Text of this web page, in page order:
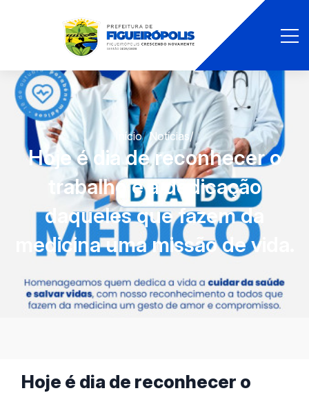
Início/Notícias/
Hoje é dia de reconhecer o
trabalho e a dedicação
daqueles que fazem da
medicina uma missão de vida.
Hoje é dia de reconhecer o